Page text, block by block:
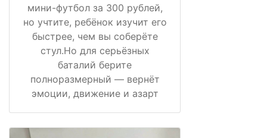
мини-футбол за 300 рублей,
но учтите, ребёнок изучит его
быстрее, чем вы соберёте
стул.Но для серьёзных
баталий берите
полноразмерный — вернёт
эмоции, движение и азарт